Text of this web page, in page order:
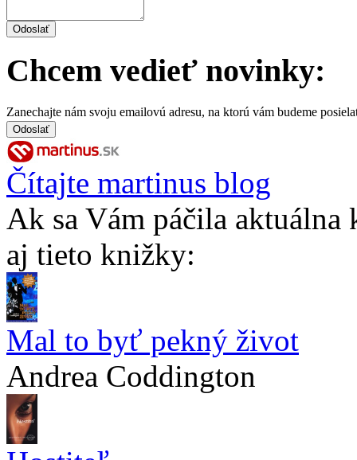
Chcem vedieť novinky:
Zanechajte nám svoju emailovú adresu, na ktorú vám budeme
Čítajte martinus blog
Ak sa Vám páčila
aj tieto knižky:
Mal to byť pekný život
Andrea Coddington